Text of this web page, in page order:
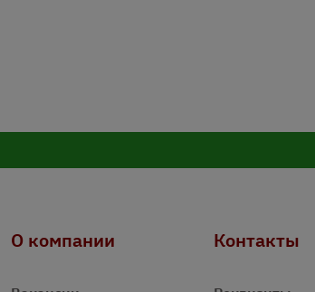
О компании Контакты